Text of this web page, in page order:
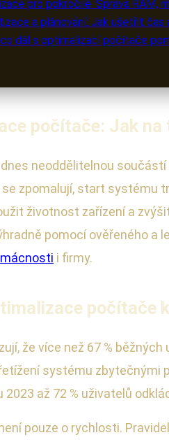
pro pokročilé: Správa RAM,
a plánování: Jak ušetřit
dál s optimalizací počítače
počítače: Jak
neoddělitelnou
zpomalují, start systému
životnost zařízení a
pomocí ověřeného a
i firmy.
počítače
že více než 67 %
systému zbytečnými
až 72 % uživatelů
pouze o rychlosti.